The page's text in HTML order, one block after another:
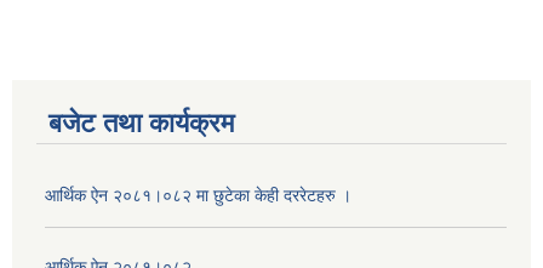
बजेट तथा कार्यक्रम
आर्थिक ऐन २०८१।०८२ मा छुटेका केही दररेटहरु ।